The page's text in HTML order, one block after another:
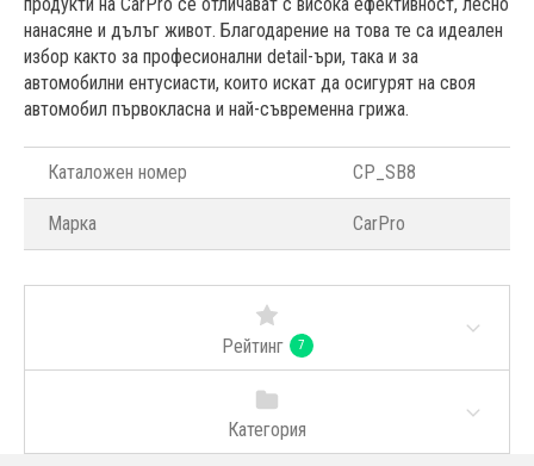
нанасяне и дълъг живот. Благодарение на това те са идеален
избор както за професионални detail-ъри, така и за
автомобилни ентусиасти, които искат да осигурят на своя
автомобил първокласна и най-съвременна грижа.
Каталожен номер CP_SB8
Марка CarPro
Рейтинг 7
Категория